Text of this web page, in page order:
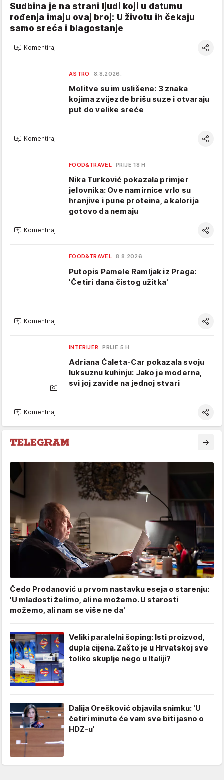
Sudbina je na strani ljudi koji u datumu
rođenja imaju ovaj broj: U životu ih čekaju
samo sreća i blagostanje
Komentiraj
ASTRO 8.8.2026.
Molitve su im uslišene: 3 znaka
kojima zvijezde brišu suze i otvaraju
put do velike sreće
Komentiraj
FOOD&TRAVEL PRIJE 18 H
Nika Turković pokazala primjer
jelovnika: Ove namirnice vrlo su
hranjive i pune proteina, a kalorija
gotovo da nemaju
Komentiraj
FOOD&TRAVEL 8.8.2026.
Putopis Pamele Ramljak iz Praga:
'Četiri dana čistog užitka'
Komentiraj
INTERIJER PRIJE 5 H
Adriana Ćaleta-Car pokazala svoju
luksuznu kuhinju: Jako je moderna,
svi joj zavide na jednoj stvari
Komentiraj
Čedo Prodanović u prvom nastavku eseja o starenju:
'U mladosti želimo, ali ne možemo. U starosti
možemo, ali nam se više ne da'
Veliki paralelni šoping: Isti proizvod,
dupla cijena. Zašto je u Hrvatskoj sve
toliko skuplje nego u Italiji?
Dalija Orešković objavila snimku: 'U
četiri minute će vam sve biti jasno o
HDZ-u'